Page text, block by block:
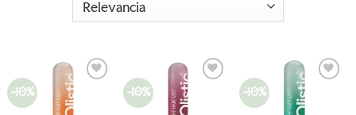
-10%
AÑADIR
A LA
-10%
AÑADIR
A LA
-10%
AÑADIR
A LA